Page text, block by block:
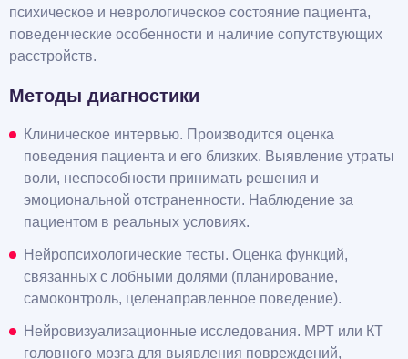
психическое и неврологическое состояние пациента,
поведенческие особенности и наличие сопутствующих
расстройств.
Методы диагностики
Клиническое интервью. Производится оценка
поведения пациента и его близких. Выявление утраты
воли, неспособности принимать решения и
эмоциональной отстраненности. Наблюдение за
пациентом в реальных условиях.
Нейропсихологические тесты. Оценка функций,
связанных с лобными долями (планирование,
самоконтроль, целенаправленное поведение).
Нейровизуализационные исследования. МРТ или КТ
головного мозга для выявления повреждений,